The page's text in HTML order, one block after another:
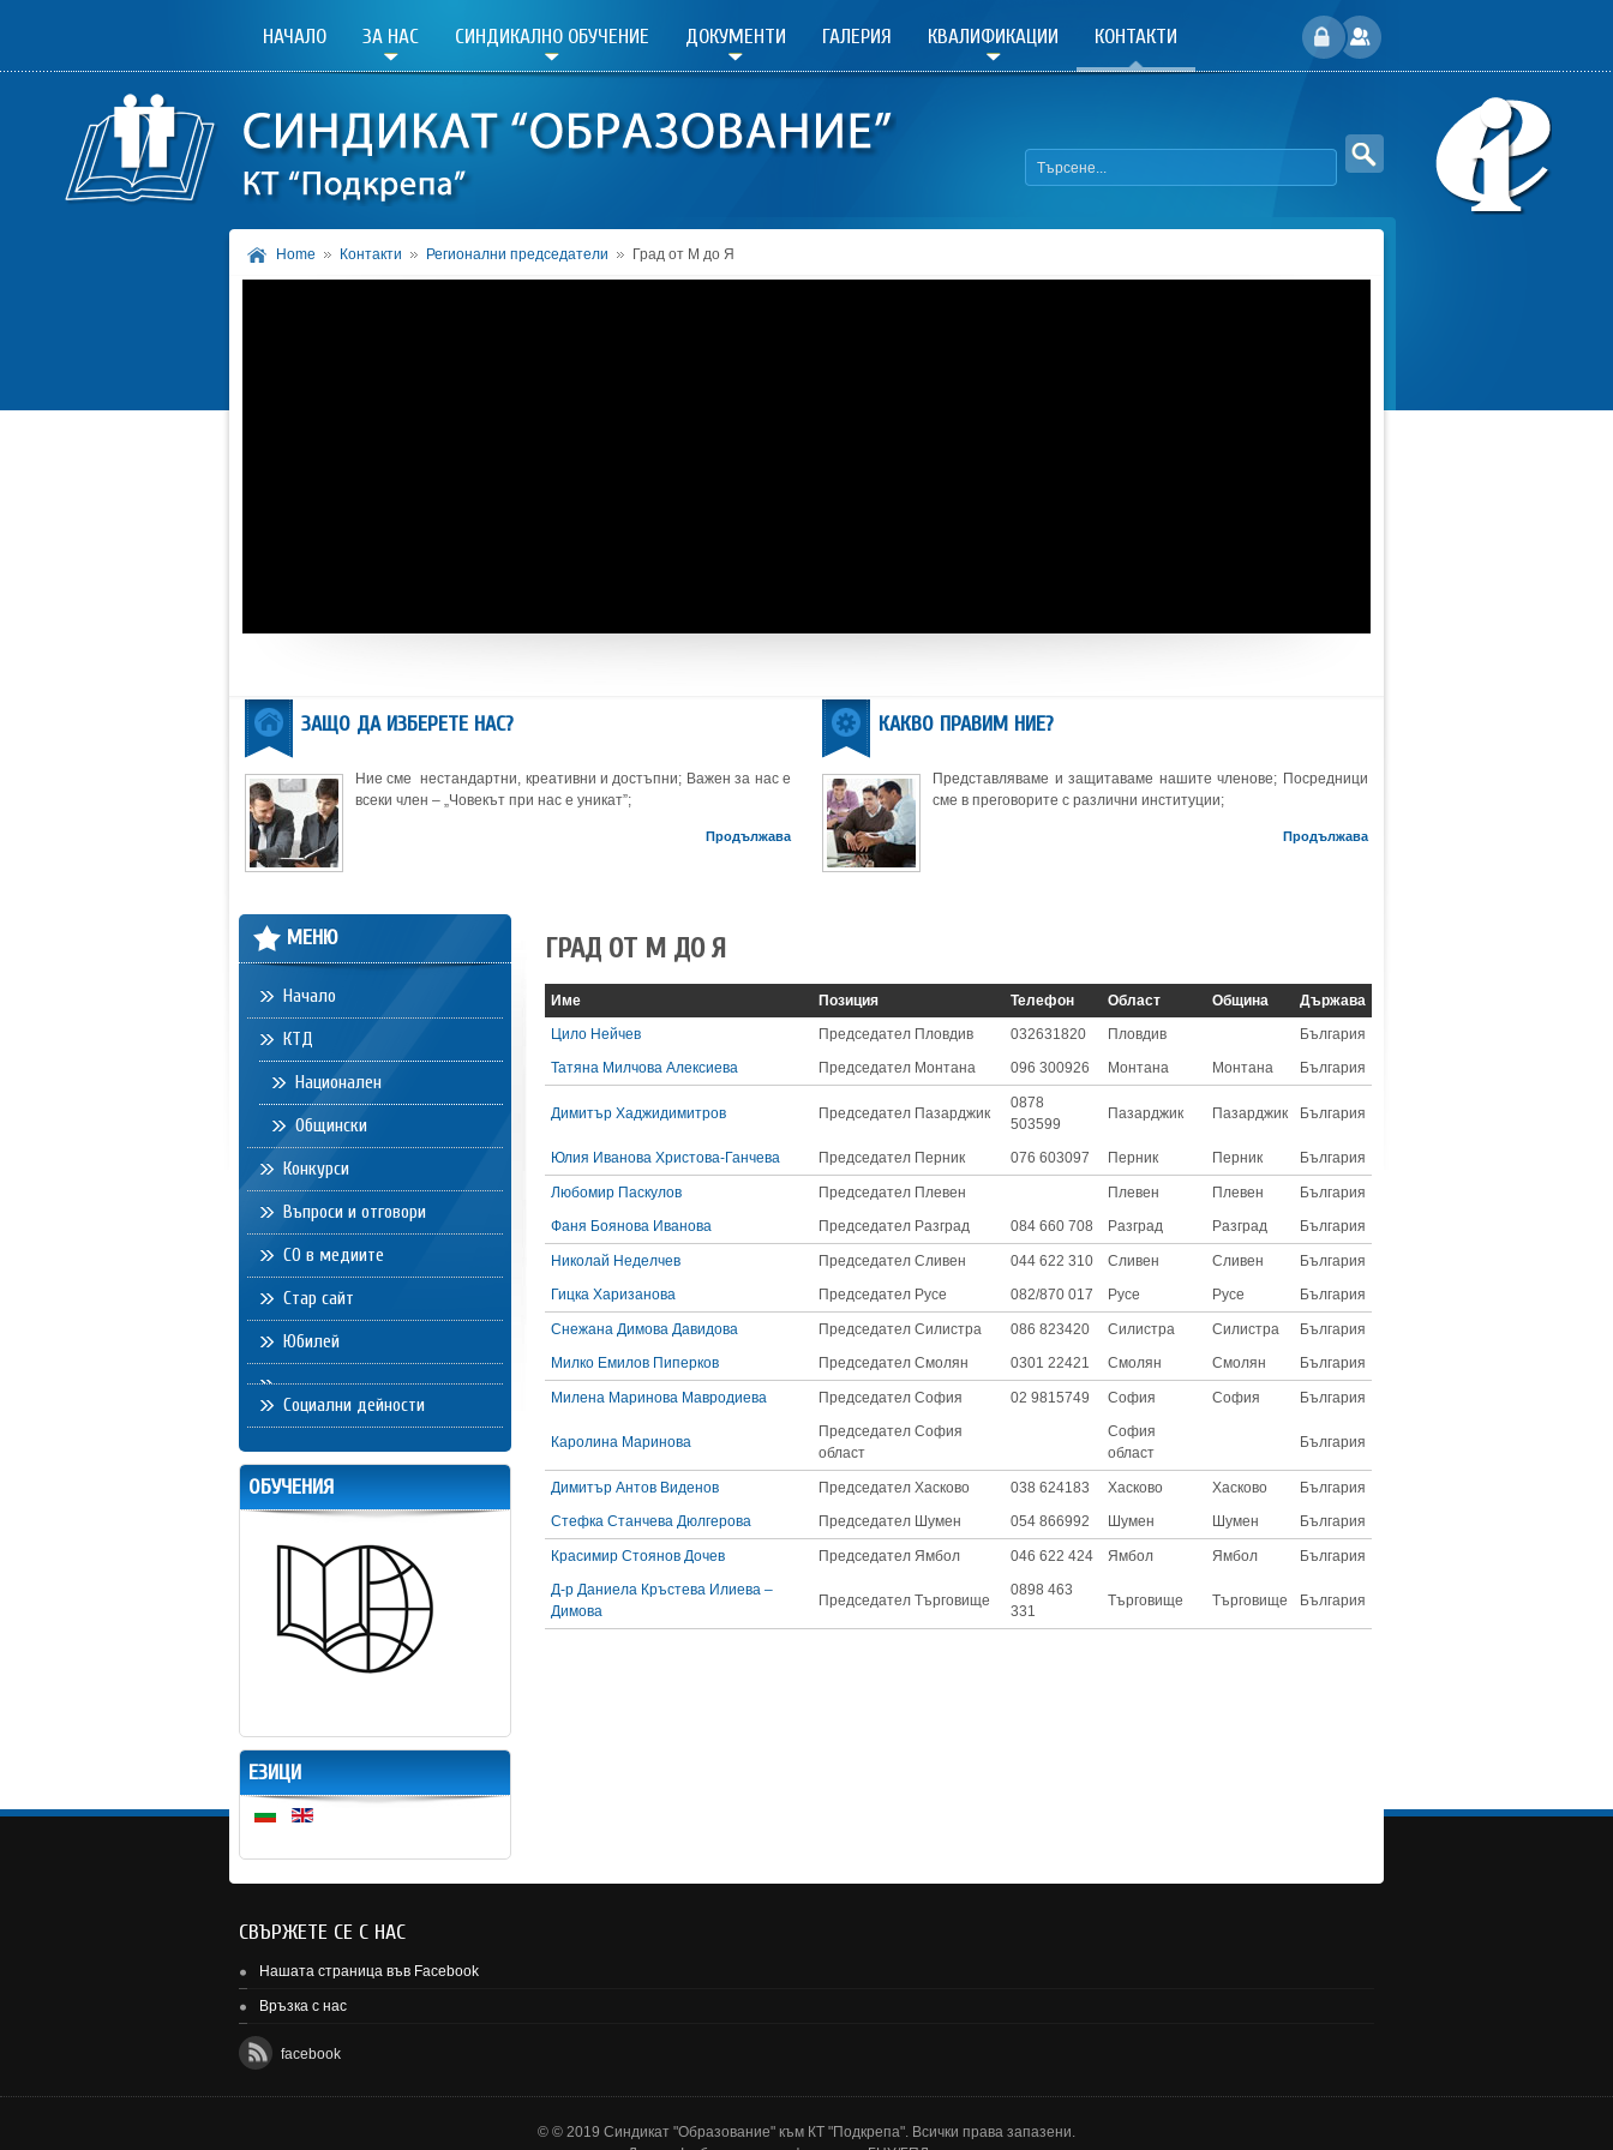
НАЧАЛО ЗА НАС СИНДИКАЛНО ОБУЧЕНИЕ ДОКУМЕНТИ ГАЛЕРИЯ КВАЛИФИКАЦИИ КОНТАКТИ
Home Контакти Регионални председатели Град от М до Я
ЗАЩО ДА ИЗБЕРЕТЕ НАС?
Ние сме нестандартни, креативни и достъпни; Важен за нас е
всеки член – „Човекът при нас е уникат”;
Продължава
КАКВО ПРАВИМ НИЕ?
Представляваме и защитаваме нашите членове; Посредници
сме в преговорите с различни институции;
Продължава
ГРАД ОТ М ДО Я
Име Позиция Телефон Област Община
Държава
Цило Нейчев
Председател Пловдив 032631820 Пловдив
България
Татяна Милчова Алексиева
Председател Монтана 096 300926 Монтана Монтана България
Димитър Хаджидимитров Председател Пазарджик
0878
503599
Пазарджик Пазарджик България
Юлия Иванова Христова-Ганчева Председател Перник 076 603097 Перник Перник България
Любомир Паскулов Председател Плевен Плевен Плевен
България
Фаня Боянова Иванова
Председател Разград 084 660 708 Разград Разград България
Николай Неделчев Председател Сливен 044 622 310 Сливен Сливен
България
Гицка Харизанова
Председател Русе 082/870 017 Русе Русе България
Снежана Димова Давидова Председател Силистра 086 823420 Силистра Силистра
България
Милко Емилов Пиперков
Председател Смолян 0301 22421 Смолян Смолян България
Милена Маринова Мавродиева Председател София 02 9815749 София София България
Каролина Маринова
Председател София
област
София
област
България
Димитър Антов Виденов Председател Хасково 038 624183 Хасково Хасково
България
Стефка Станчева Дюлгерова
Председател Шумен 054 866992 Шумен Шумен България
Красимир Стоянов Дочев Председател Ямбол 046 622 424 Ямбол Ямбол
България
Д-р Даниела Кръстева Илиева –
Димова
Председател Търговище
0898 463
331
Търговище Търговище България
МЕНЮ
Начало
КТД
Национален
Общински
Конкурси
Въпроси и отговори
СО в медиите
Стар сайт
Юбилей
Социални дейности
ОБУЧЕНИЯ
ЕЗИЦИ
СВЪРЖЕТЕ СЕ С НАС
Нашата страница във Facebook
Връзка с нас
facebook
© © 2019 Синдикат "Образование" към КТ "Подкрепа". Всички права запазени.